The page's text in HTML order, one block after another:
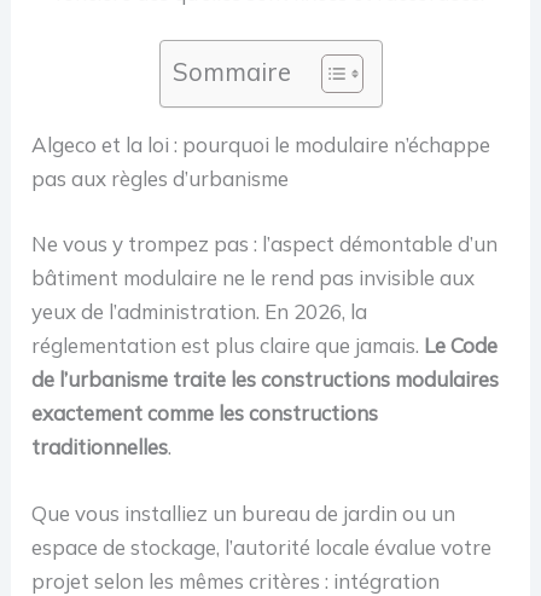
Sommaire
Algeco et la loi : pourquoi le modulaire n’échappe
pas aux règles d’urbanisme
Ne vous y trompez pas : l’aspect démontable d’un
bâtiment modulaire ne le rend pas invisible aux
yeux de l’administration. En 2026, la
réglementation est plus claire que jamais. Le Code
de l’urbanisme traite les constructions modulaires
exactement comme les constructions
traditionnelles.
Que vous installiez un bureau de jardin ou un
espace de stockage, l’autorité locale évalue votre
projet selon les mêmes critères : intégration